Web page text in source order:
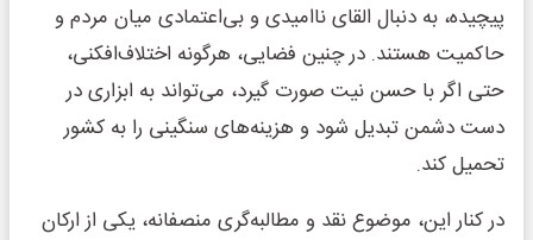
پیچیده، به دنبال القای ناامیدی و بی‌اعتمادی میان مردم و
حاکمیت هستند. در چنین فضایی، هرگونه اختلاف‌افکنی،
حتی اگر با حسن نیت صورت گیرد، می‌تواند به ابزاری در
دست دشمن تبدیل شود و هزینه‌های سنگینی را به کشور
تحمیل کند.
در کنار این، موضوع نقد و مطالبه‌گری منصفانه، یکی از ارکان